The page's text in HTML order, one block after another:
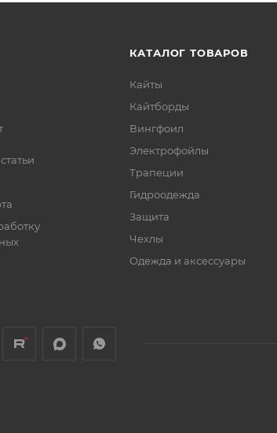
КАТАЛОГ ТОВАРОВ
Кайты
Кайтборды
Вингфоил
Электрофойлы
Трапеции
Гидроодежда
Защита
Чехлы
Одежда и аксессуары